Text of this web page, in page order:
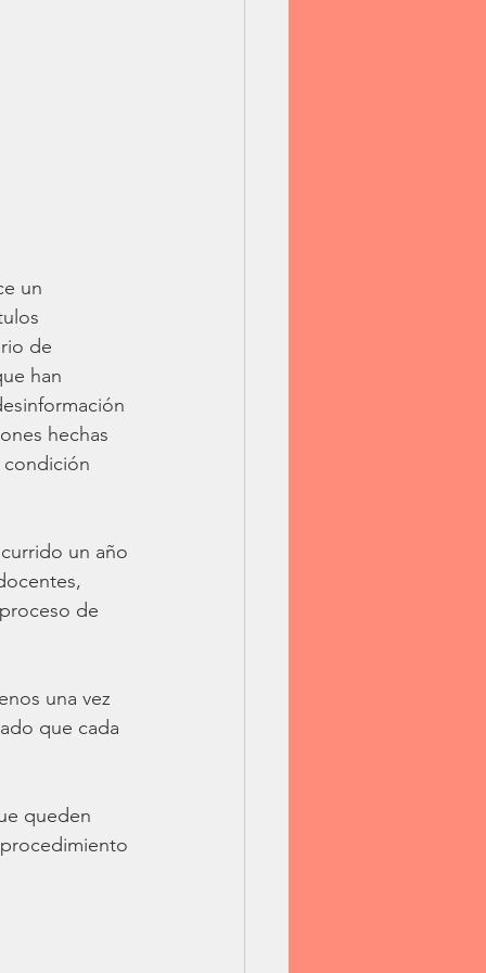
un
de
han
hechas
condición
un año
de
una vez
que cada
queden